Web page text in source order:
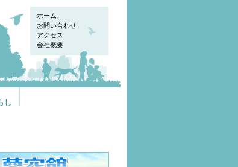
ホーム
お問い合わせ
アクセス
会社概要
し